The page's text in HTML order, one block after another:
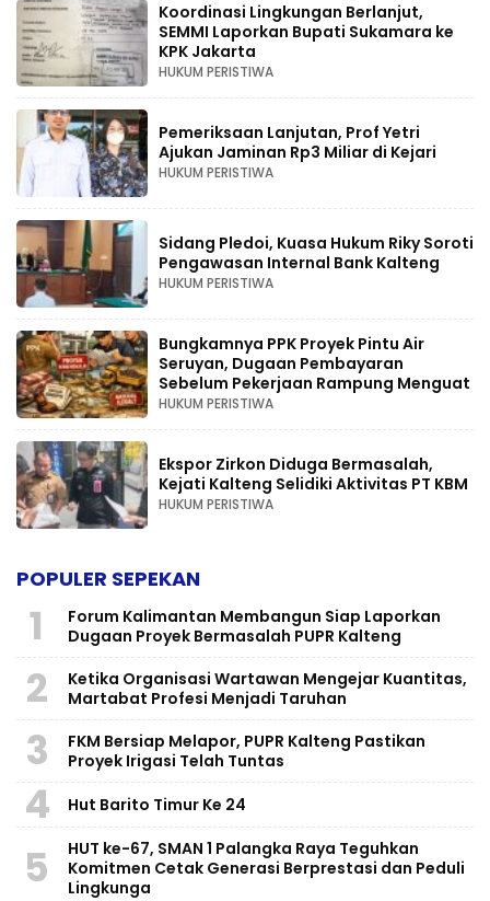
Koordinasi Lingkungan Berlanjut,
SEMMI Laporkan Bupati Sukamara ke
KPK Jakarta
HUKUM PERISTIWA
Pemeriksaan Lanjutan, Prof Yetri
Ajukan Jaminan Rp3 Miliar di Kejari
HUKUM PERISTIWA
Sidang Pledoi, Kuasa Hukum Riky Soroti
Pengawasan Internal Bank Kalteng
HUKUM PERISTIWA
Bungkamnya PPK Proyek Pintu Air
Seruyan, Dugaan Pembayaran
Sebelum Pekerjaan Rampung Menguat
HUKUM PERISTIWA
Ekspor Zirkon Diduga Bermasalah,
Kejati Kalteng Selidiki Aktivitas PT KBM
HUKUM PERISTIWA
POPULER SEPEKAN
1
Forum Kalimantan Membangun Siap Laporkan
Dugaan Proyek Bermasalah PUPR Kalteng
2
Ketika Organisasi Wartawan Mengejar Kuantitas,
Martabat Profesi Menjadi Taruhan
3
FKM Bersiap Melapor, PUPR Kalteng Pastikan
Proyek Irigasi Telah Tuntas
4 Hut Barito Timur Ke 24
5
HUT ke-67, SMAN 1 Palangka Raya Teguhkan
Komitmen Cetak Generasi Berprestasi dan Peduli
Lingkunga